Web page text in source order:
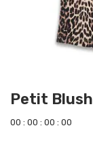
Petit
00 : 00 : 00 : 00